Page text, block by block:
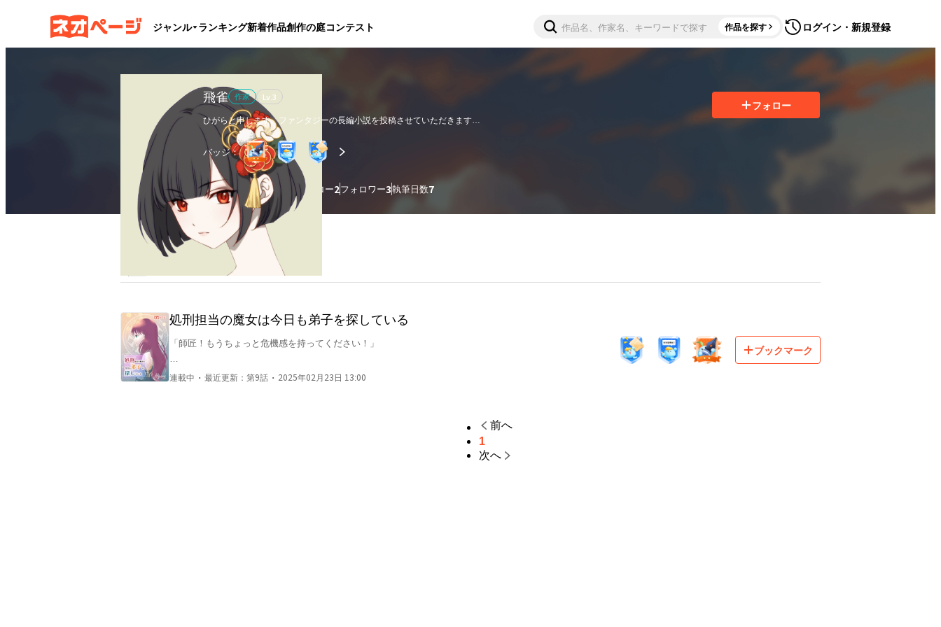
ジャンル ランキング新着作品創作の庭コンテスト 作品を探す ログイン・新規登録
飛雀 作家 Lv.3
ひがらと申します。ファンタジーの長編小説を投稿させていただきます。
私のお話は1話1話の文章量が多めです。
ゆっくり時間を取れる時に読んでいただければ嬉しいです。
応援・ブクマ等、ご反応ありがとうございます！励みになります。
バッジ：
作品1執筆文字数5.6万フォロー2フォロワー3執筆日数7
フォロー
ブックマーク 更新カレンダー
処刑担当の魔女は今日も弟子を探している
「師匠！もうちょっと危機感を持ってください！」
ある片田舎の宿屋の娘として生活していた13歳のイヴォンヌは、魔力がある「魔法使い」として村人
これは最強と謳われつつも寿命が迫っている魔女が、後世のために弟子を見つけて育てていく物語。
連載中 ・ 最近更新： 第9話 ・ 2025年02月23日 13:00
ブックマーク
前へ
1
次へ